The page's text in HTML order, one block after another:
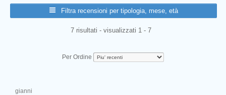
Filtra recensioni per tipologia, mese, età
7 risultati - visualizzati 1 - 7
Per Ordine
gianni